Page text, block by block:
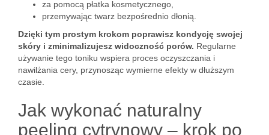
za pomocą płatka kosmetycznego,
przemywając twarz bezpośrednio dłonią.
Dzięki tym prostym krokom poprawisz kondycję swojej
skóry i zminimalizujesz widoczność porów. Regularne
używanie tego toniku wspiera proces oczyszczania i
nawilżania cery, przynosząc wymierne efekty w dłuższym
czasie.
Jak wykonać naturalny
peeling cytrynowy – krok po